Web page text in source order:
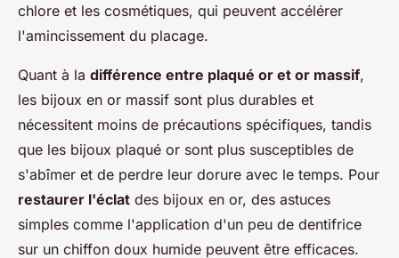
chlore et les cosmétiques, qui peuvent accélérer
l'amincissement du placage.
Quant à la différence entre plaqué or et or massif,
les bijoux en or massif sont plus durables et
nécessitent moins de précautions spécifiques, tandis
que les bijoux plaqué or sont plus susceptibles de
s'abîmer et de perdre leur dorure avec le temps. Pour
restaurer l'éclat des bijoux en or, des astuces
simples comme l'application d'un peu de dentifrice
sur un chiffon doux humide peuvent être efficaces.